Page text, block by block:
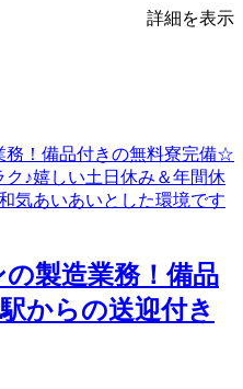
詳細を表示
製造業務！備品
からの送迎付き